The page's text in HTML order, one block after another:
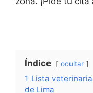
Índice ocultar
1 Lista
de Lima